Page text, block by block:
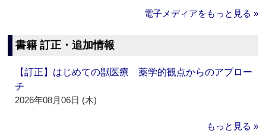
電子メディアをもっと見る »
書籍 訂正・追加情報
【訂正】はじめての獣医療 薬学的観点からのアプロー
チ
2026年08月06日 (木)
もっと見る »